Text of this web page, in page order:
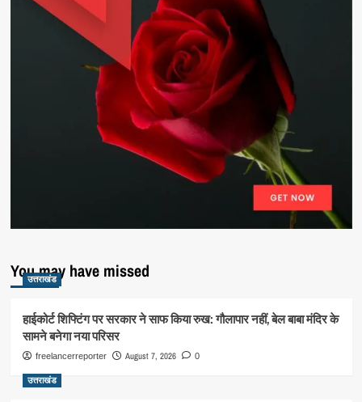
You may have missed
उत्तराखंड
हाईकोर्ट शिफ्टिंग पर सरकार ने साफ किया रुख: गौलापार नहीं, बेल बाबा मंदिर के
सामने बनेगा नया परिसर
freelancerreporter August 7, 2026 0
उत्तराखंड